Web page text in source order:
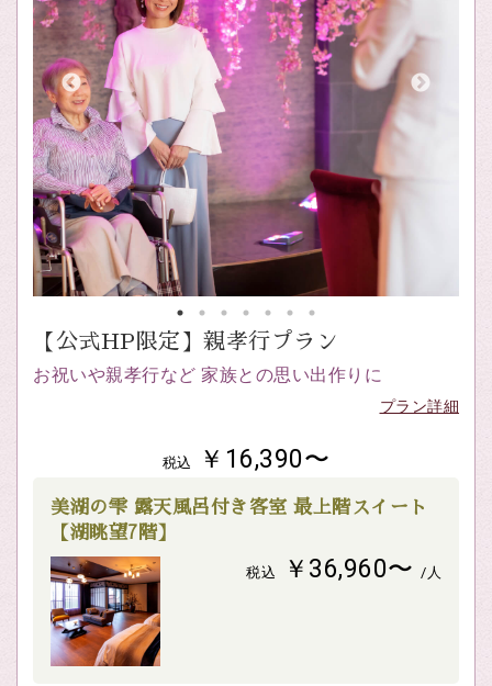
【公式HP限定】親孝行プラン
お祝いや親孝行など 家族との思い出作りに
プラン詳細
税込 ￥16,390〜
美湖の雫 露天風呂付き客室 最上階スイート
【湖眺望7階】
税込 ￥36,960〜 /人